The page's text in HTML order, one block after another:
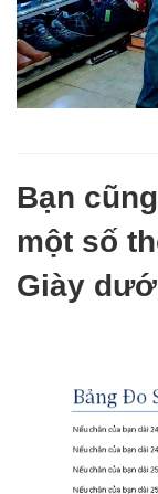
Bạn
một số
Giày